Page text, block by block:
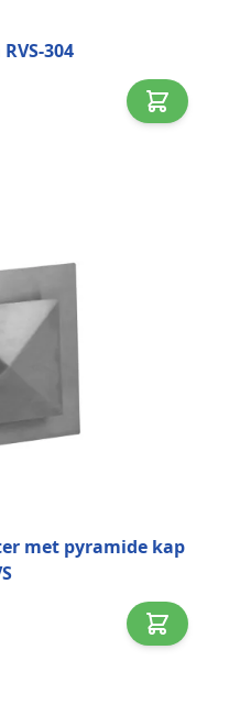
304
met pyramide kap